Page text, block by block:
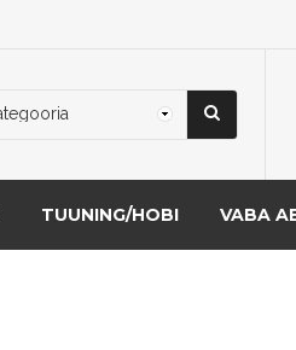
TUUNING/HOBI VABA